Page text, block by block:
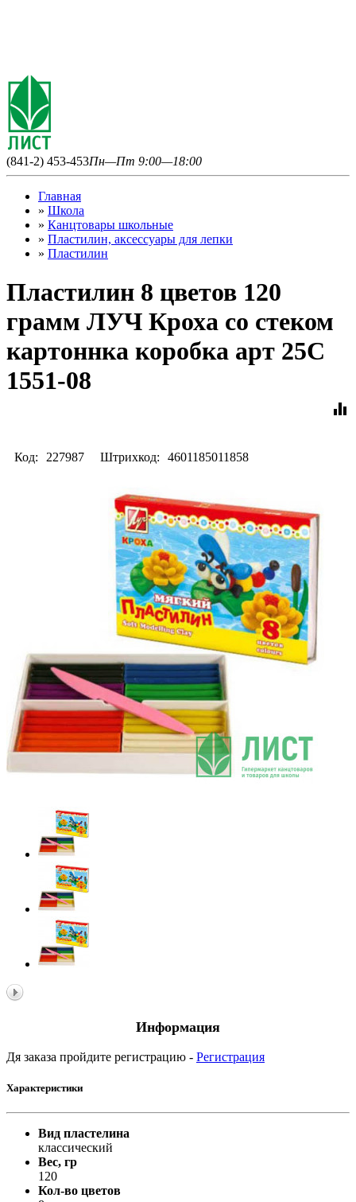
(841-2) 453-453Пн—Пт 9:00—18:00
Главная
» Школа
» Канцтовары школьные
» Пластилин, аксессуары для лепки
» Пластилин
Пластилин 8 цветов 120
грамм ЛУЧ Кроха со стеком
картоннка коробка арт 25С
1551-08
equalizer
Код: 227987 Штрихкод: 4601185011858
Информация
Дя заказа пройдите регистрацию - Регистрация
Характеристики
Вид пластелина
классический
Вес, гр
120
Кол-во цветов